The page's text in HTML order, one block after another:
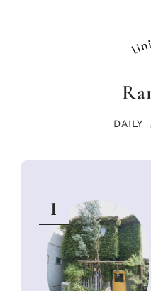
DAILY
1